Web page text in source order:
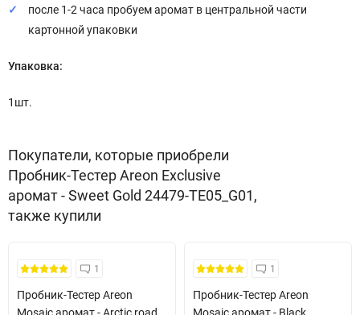
после 1-2 часа пробуем аромат в центральной части
картонной упаковки
Упаковка:
1шт.
Покупатели, которые приобрели
Пробник-Тестер Areon Exclusive
аромат - Sweet Gold 24479-TE05_G01,
также купили
Кожні 1500₴ чеку = 1 тестер
1
Пробник-Тестер Areon
Кожні 1500₴ чеку = 1 тестер
1
Пробник-Тестер Areon